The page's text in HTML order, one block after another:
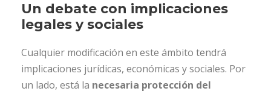
Un debate con implicaciones
legales y sociales
Cualquier modificación en este ámbito tendrá
implicaciones jurídicas, económicas y sociales. Por
un lado, está la necesaria protección del